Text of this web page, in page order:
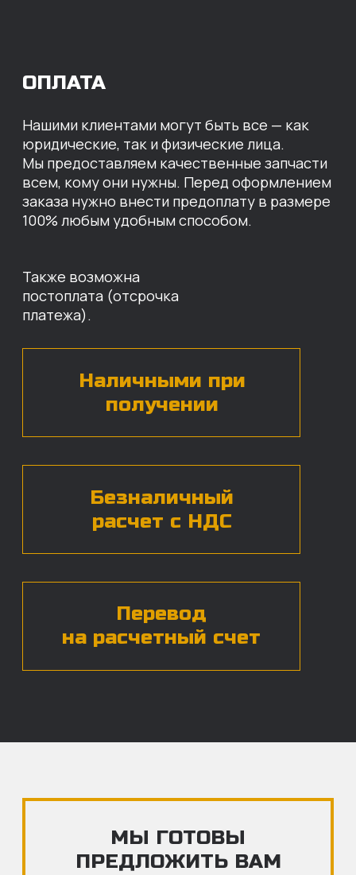
МЫ ГОТОВЫ
ИНДИВИДУАЛЬНЫЕ
УСЛОВИЯ НА СТОИМОСТЬ
НАШИХ ЗАПЧАСТЕЙ
Оставьте свои контактные данные,
наши специалисты свяжутся с вами,
назовут цены и проконсультируют
по нужным деталям.
Нажимая на кнопку, вы даете согласие наобработку
персональных данных*